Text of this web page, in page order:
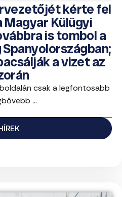
kérte fel
Magyar Külügyi
is tombol a
a vizet az
csak a legfontosabb
...